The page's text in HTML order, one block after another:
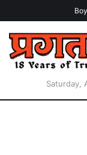
Saturday,